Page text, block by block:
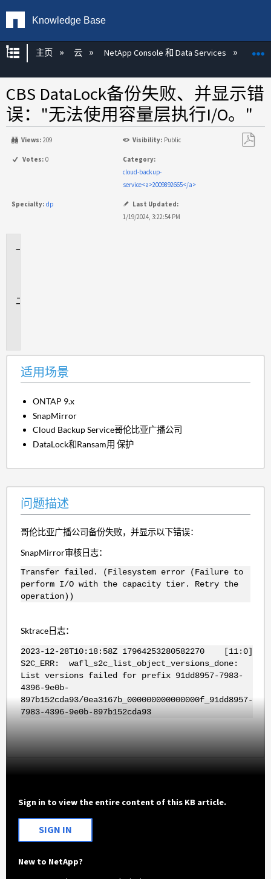
Knowledge Base
扩展/隐缩全局层次
主页 云 NetApp Console 和 Data Services
CBS DataLock备份失败、并显示错
误："无法使用容量层执行I/O。"
Views: 209 Visibility: Public
Votes: 0
Category:
cloud-backup-
service<a>2009892665</a>
Specialty: dp
Last Updated:
1/19/2024, 3:22:54 PM
适用场景
ONTAP 9.x
SnapMirror
Cloud Backup Service哥伦比亚广播公司
DataLock和Ransam用 保护
问题描述
哥伦比亚广播公司备份失败，并显示以下错误：
SnapMirror审核日志：
Transfer failed. (Filesystem error (Failure to
perform I/O with the capacity tier. Retry the
operation))
Sktrace日志：
2023-12-28T10:18:58Z 17964253280582270 [11:0]
S2C_ERR: wafl_s2c_list_object_versions_done:
List versions failed for prefix 91dd8957-7983-
4396-9e0b-
897b152cda93/0ea3167b_000000000000000f_91dd8957-
7983-4396-9e0b-897b152cda93
Sign in to view the entire content of this KB article.
SIGN IN
New to NetApp?